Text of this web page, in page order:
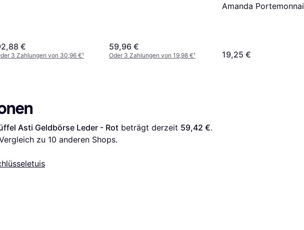
€
3 Zahlungen von 30,96 €¹
59,96 €
Oder 3 Zahlungen von 19,98 €¹
Amanda
19,25 €
Asti Geldbörse Leder - Rot beträgt derzeit 59,42 €.
zu 10 anderen Shops.